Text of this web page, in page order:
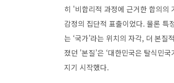
히 '비합리적 과정에 근거한 합의의
감정의 집단적 표출이었다. 물론 특
는 ‘국가’라는 위치의 자각, 더 본질
졌던 '본질’은 ‘대한민국은 탈식민
지기 시작했다.